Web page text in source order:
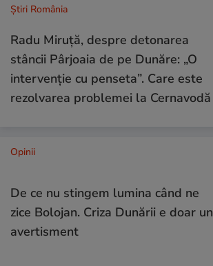
Știri România
Radu Miruță, despre detonarea
stâncii Pârjoaia de pe Dunăre: „O
intervenție cu penseta”. Care este
rezolvarea problemei la Cernavodă
Opinii
De ce nu stingem lumina când ne
zice Bolojan. Criza Dunării e doar un
avertisment